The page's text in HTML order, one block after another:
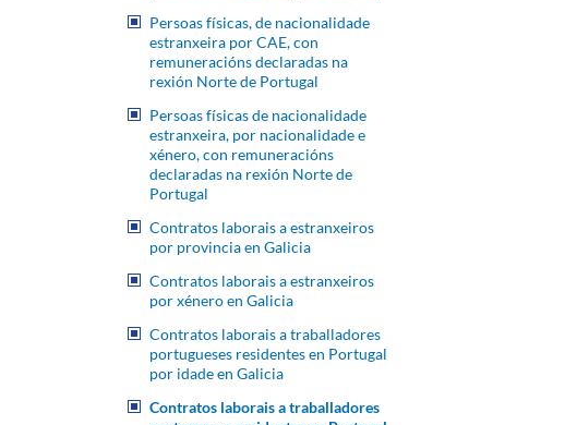
Persoas físicas, de nacionalidade
estranxeira por CAE, con
remuneracións declaradas na
rexión Norte de Portugal
Persoas físicas de nacionalidade
estranxeira, por nacionalidade e
xénero, con remuneracións
declaradas na rexión Norte de
Portugal
Contratos laborais a estranxeiros
por provincia en Galicia
Contratos laborais a estranxeiros
por xénero en Galicia
Contratos laborais a traballadores
portugueses residentes en Portugal
por idade en Galicia
Contratos laborais a traballadores